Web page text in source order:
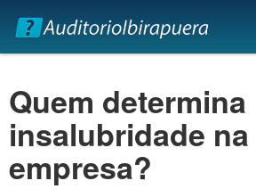
Quem determina
insalubridade na
empresa?